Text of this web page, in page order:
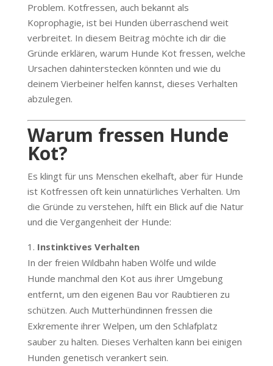
Problem. Kotfressen, auch bekannt als
Koprophagie, ist bei Hunden überraschend weit
verbreitet. In diesem Beitrag möchte ich dir die
Gründe erklären, warum Hunde Kot fressen, welche
Ursachen dahinterstecken könnten und wie du
deinem Vierbeiner helfen kannst, dieses Verhalten
abzulegen.
Warum fressen Hunde
Kot?
Es klingt für uns Menschen ekelhaft, aber für Hunde
ist Kotfressen oft kein unnatürliches Verhalten. Um
die Gründe zu verstehen, hilft ein Blick auf die Natur
und die Vergangenheit der Hunde:
Instinktives Verhalten
In der freien Wildbahn haben Wölfe und wilde
Hunde manchmal den Kot aus ihrer Umgebung
entfernt, um den eigenen Bau vor Raubtieren zu
schützen. Auch Mutterhündinnen fressen die
Exkremente ihrer Welpen, um den Schlafplatz
sauber zu halten. Dieses Verhalten kann bei einigen
Hunden genetisch verankert sein.